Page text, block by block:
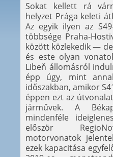
Sokat kellett rá
helyzet Prága keleti
Az egyik ilyen az
többsége Praha-
között közlekedik —
és este olyan
Libeň állomásról
épp úgy, mint
időszakban, amikor
éppen ezt az
járművek. A
mindenféle
először
motorvonatok
ezek kapacitása